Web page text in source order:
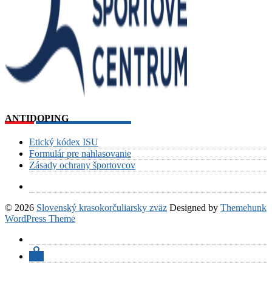
ANTIDOPING
Etický kódex ISU
Formulár pre nahlasovanie
Zásady ochrany športovcov
© 2026 Slovenský krasokorčuliarsky zväz Designed by Themehunk
WordPress Theme